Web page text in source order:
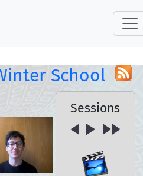
School
Sessions